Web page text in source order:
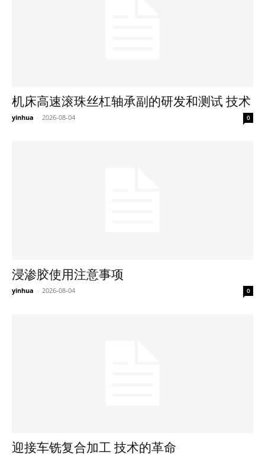
机床高速滚珠丝杠轴承副的研发和测试 技术
yinhua - 2026-08-04 0
浸渗胶使用注意事项
yinhua - 2026-08-04 0
迎接车铣复合加工 技术的革命